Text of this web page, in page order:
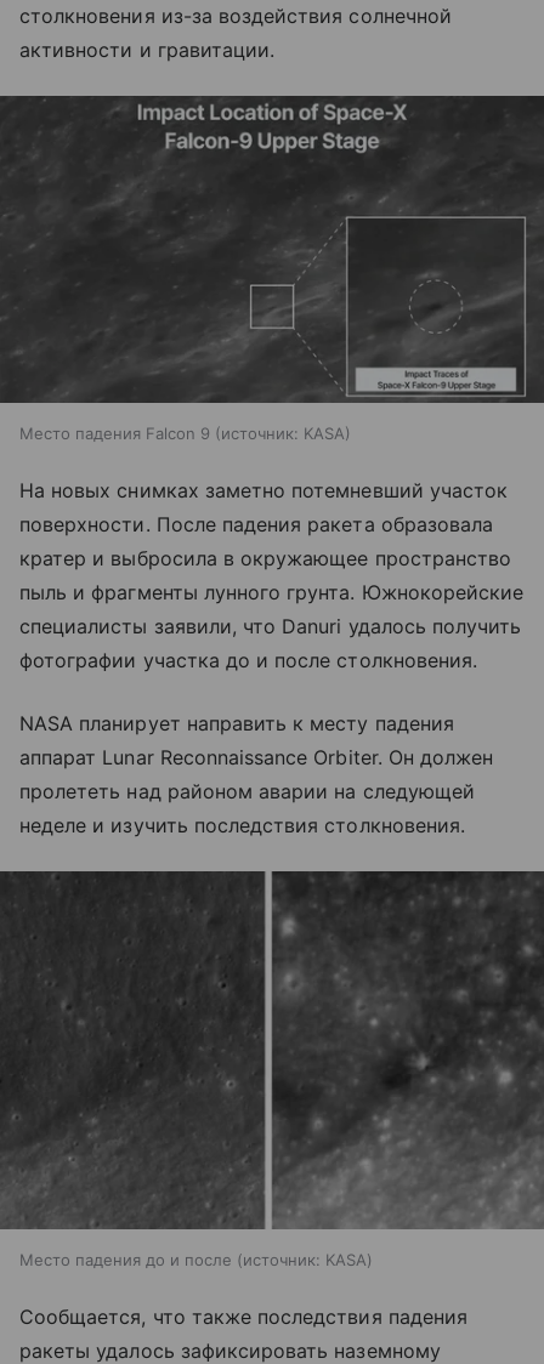
столкновения из-за воздействия солнечной
активности и гравитации.
Место падения Falcon 9 источник: KASA
На новых снимках заметно потемневший участок
поверхности. После падения ракета образовала
кратер и выбросила в окружающее пространство
пыль и фрагменты лунного грунта. Южнокорейские
специалисты заявили, что Danuri удалось получить
фотографии участка до и после столкновения.
NASA планирует направить к месту падения
аппарат Lunar Reconnaissance Orbiter. Он должен
пролететь над районом аварии на следующей
неделе и изучить последствия столкновения.
Место падения до и после источник: KASA
Сообщается, что также последствия падения
ракеты удалось зафиксировать наземному